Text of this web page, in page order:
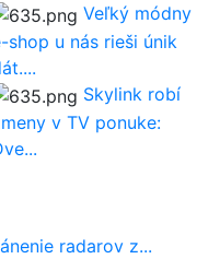
Veľký módny
shop u nás rieši únik
Skylink robí
v TV ponuke:
radarov z...